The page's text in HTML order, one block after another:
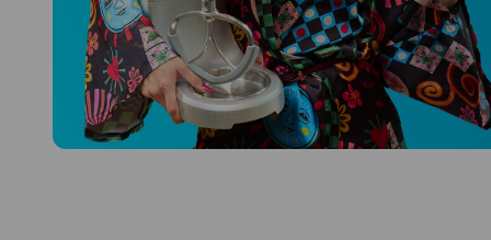
Niceboy ONE Ultra
Hlídá ti zdraví, spánek i pohyb a ještě
k tomu platí.
Prozkoumat